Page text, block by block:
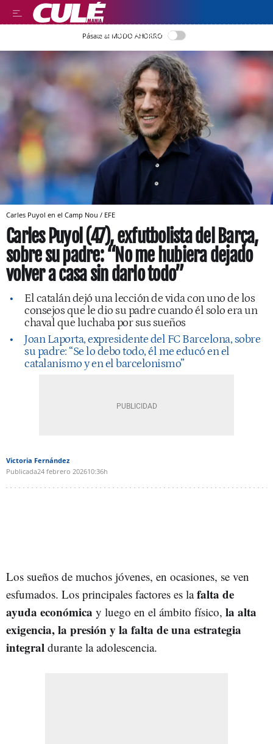
LEER EN CASTELLANO
Pásate al MODO AHORRO
Carles Puyol en el Camp Nou / EFE
Carles Puyol (47), exfutbolista del Barça,
sobre su padre: “No me hubiera dejado
volver a casa sin darlo todo”
El catalán dejó una lección de vida con uno de los
consejos que le dio su padre cuando él solo era un
chaval que luchaba por sus sueños
Joan Laporta, expresidente del FC Barcelona, sobre
su padre: “Se lo debo todo, él me educó en el
catalanismo y en el barcelonismo”
Victoria Fernández
Publicada24 febrero 202610:36h
Los sueños de muchos jóvenes, en ocasiones, se ven
esfumados. Los principales factores es lafalta de
ayuda económica y luego en el ámbito físico, la alta
exigencia, la presión y la falta de una estrategia
integral durante la adolescencia.